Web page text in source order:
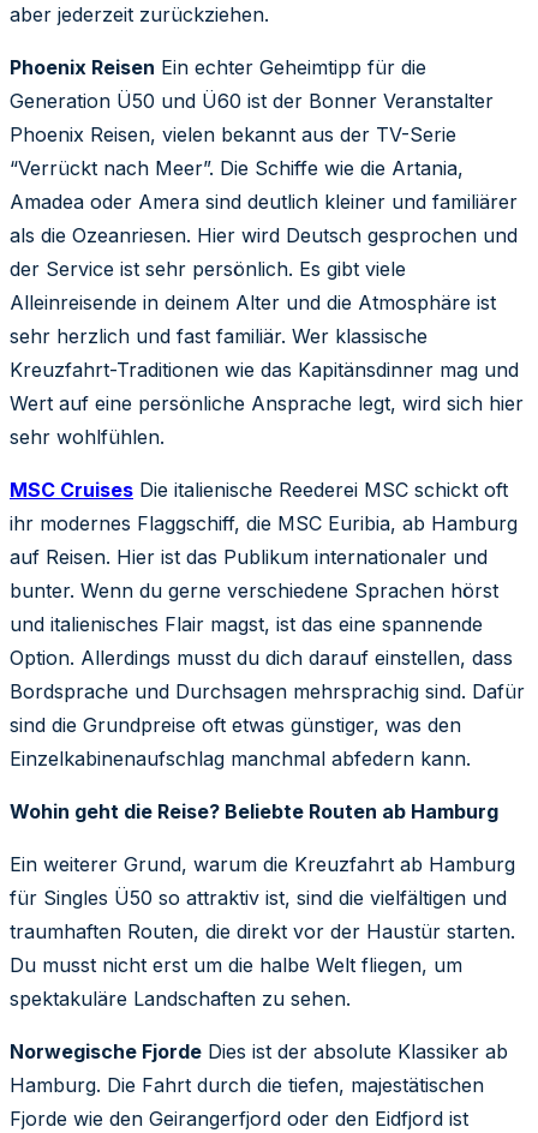
aber jederzeit zurückziehen.
Phoenix Reisen Ein echter Geheimtipp für die
Generation Ü50 und Ü60 ist der Bonner Veranstalter
Phoenix Reisen, vielen bekannt aus der TV-Serie
“Verrückt nach Meer”. Die Schiffe wie die Artania,
Amadea oder Amera sind deutlich kleiner und familiärer
als die Ozeanriesen. Hier wird Deutsch gesprochen und
der Service ist sehr persönlich. Es gibt viele
Alleinreisende in deinem Alter und die Atmosphäre ist
sehr herzlich und fast familiär. Wer klassische
Kreuzfahrt-Traditionen wie das Kapitänsdinner mag und
Wert auf eine persönliche Ansprache legt, wird sich hier
sehr wohlfühlen.
MSC Cruises Die italienische Reederei MSC schickt oft
ihr modernes Flaggschiff, die MSC Euribia, ab Hamburg
auf Reisen. Hier ist das Publikum internationaler und
bunter. Wenn du gerne verschiedene Sprachen hörst
und italienisches Flair magst, ist das eine spannende
Option. Allerdings musst du dich darauf einstellen, dass
Bordsprache und Durchsagen mehrsprachig sind. Dafür
sind die Grundpreise oft etwas günstiger, was den
Einzelkabinenaufschlag manchmal abfedern kann.
Wohin geht die Reise? Beliebte Routen ab Hamburg
Ein weiterer Grund, warum die Kreuzfahrt ab Hamburg
für Singles Ü50 so attraktiv ist, sind die vielfältigen und
traumhaften Routen, die direkt vor der Haustür starten.
Du musst nicht erst um die halbe Welt fliegen, um
spektakuläre Landschaften zu sehen.
Norwegische Fjorde Dies ist der absolute Klassiker ab
Hamburg. Die Fahrt durch die tiefen, majestätischen
Fjorde wie den Geirangerfjord oder den Eidfjord ist